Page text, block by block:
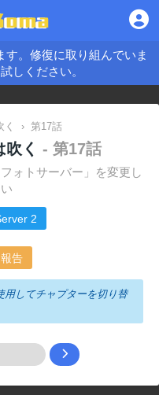
。修復に取り組んでいま
しください。
› 第17話
く - 第17話
ォトサーバー」を変更し
2
告
してチャプターを切り替